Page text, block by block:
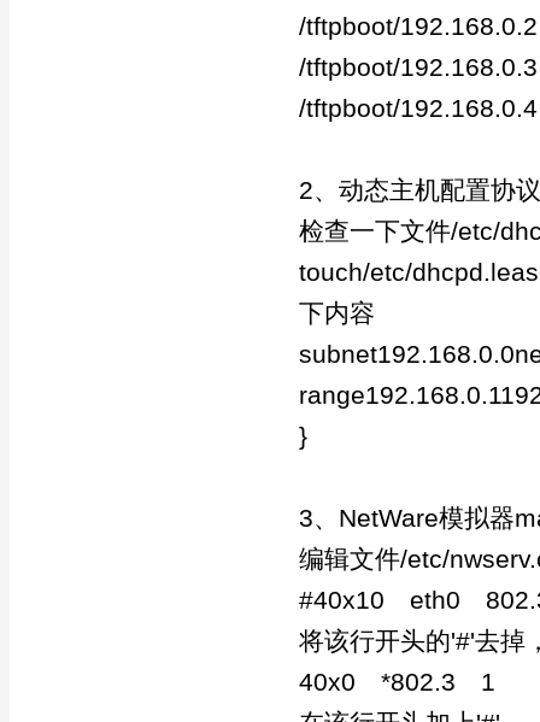
/tftpboot/
/tftpboot/
/tftpboot/
2、动态主机配置协
检查一下文件/etc/
touch/etc/
下内容
}
3、NetWare模拟器
编辑文件/etc/
#40x10 eth0
将该行开头的'#'去掉
40x0 *802.3 1